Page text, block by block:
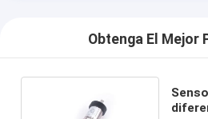
Obtenga El Mejor